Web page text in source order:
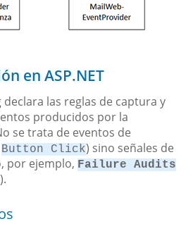
en ASP.NET
declara las reglas de captura y
producidos por la
se trata de eventos de
Button Click) sino señales de
por ejemplo, Failure Audits